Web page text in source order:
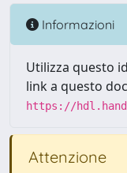
Informazioni
Utilizza questo
link a questo
https://
Attenzione